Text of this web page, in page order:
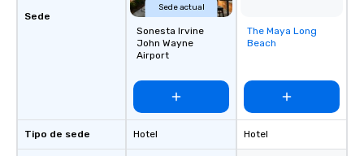
Sede
Tipo de sede
Sede actual
Sonesta Irvine
John Wayne
Airport
Hotel
Removed from
favorites
The Maya Long
Beach
Hotel